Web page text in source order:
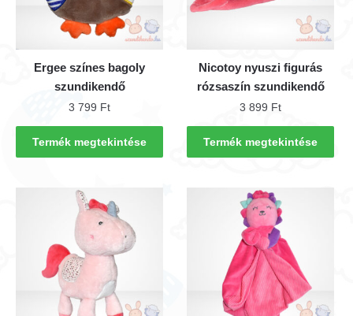
Ergee színes bagoly
szundikendő
3 799 Ft
Termék megtekintése
Nicotoy nyuszi figurás
rózsaszín szundikendő
3 899 Ft
Termék megtekintése